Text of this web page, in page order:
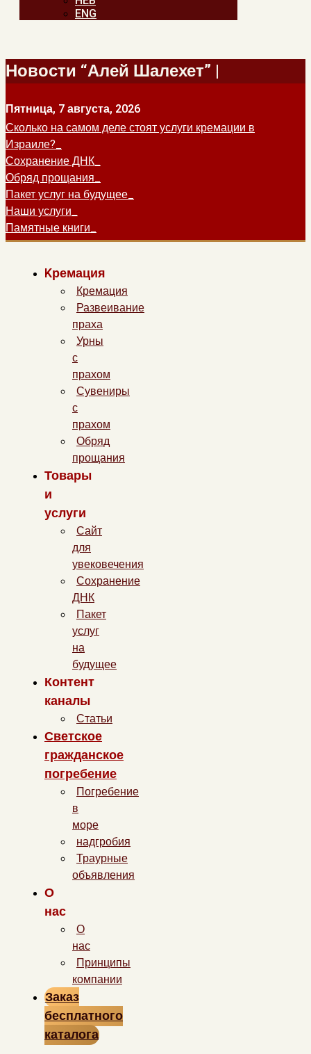
ENG
Новости “Алей Шалехет” |
Пятница, 7 августа, 2026
Сколько на самом деле стоят услуги кремации в
Израиле?
Сохранение ДНК
Обряд прощания
Пакет услуг на будущее
Наши услуги
Памятные книги
Kремация
Кремация
Развеивание
праха
Урны
с
прахом
Сувениры
с
прахом
Обряд
прощания
Товары
и
услуги
Сайт
для
увековечения
Сохранение
ДНК
Пакет
услуг
на
будущее
Контент
каналы
Статьи
Светское
гражданское
погребение
Погребение
в
море
надгробия
Траурные
объявления
О
нас
О
нас
Принципы
компании
Заказ
бесплатного
каталога